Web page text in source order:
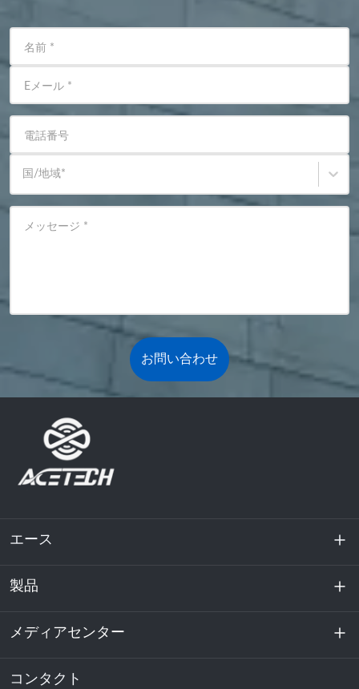
名前 *
Eメール *
電話番号
国/地域*
メッセージ *
お問い合わせ
エース
私たちに関しては
持続可能性
製品
エネルギー貯蔵
データセンターおよびサーバー室
メディアセンター
ニュース
コンタクト